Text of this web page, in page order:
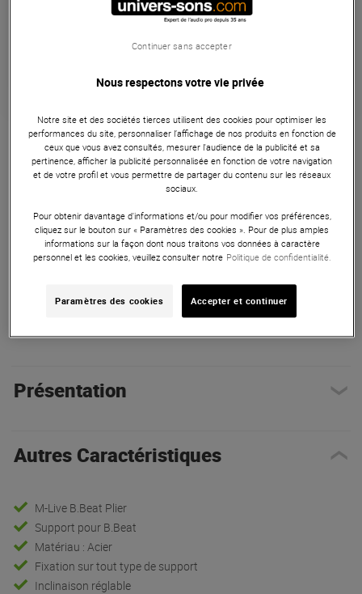
Habituellement expédié sous 4 jours
Retrait magasin en 5 jour(s)
Stands & Racks
Optez pour le support M-Live B.Beat Plier et découvrez un
moyen pratique et sûr de positionner votre B.Beat lors de
d'une flexibilité maximale pour exploiter tout le potentiel de
votre B.Beat.
Présentation
Autres Caractéristiques
M-Live B.Beat Plier
Support pour B.Beat
Matériau : Acier
Fixation sur tout type de support
Inclinaison réglable
Nous respectons votre vie privée
Notre site et des sociétés tierces utilisent des cookies pour optimiser les
performances du site, personnaliser l’affichage de nos produits en fonction de
ceux que vous avez consultés, mesurer l'audience de la publicité et sa
pertinence, afficher la publicité personnalisée en fonction de votre navigation
et de votre profil et vous permettre de partager du contenu sur les réseaux
sociaux.
Pour obtenir davantage d'informations et/ou pour modifier vos préférences,
cliquez sur le bouton sur « Paramètres des cookies ». Pour de plus amples
informations sur la façon dont nous traitons vos données à caractère
personnel et les cookies, veuillez consulter notre Politique de confidentialité.
Paramètres des cookies Accepter et continuer
Continuer sans accepter